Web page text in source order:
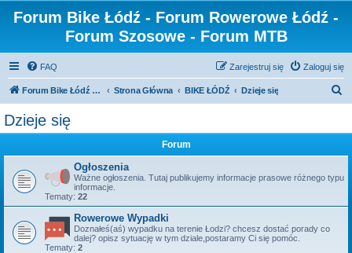
Forum Bike Łódź - Forum Rowerowe Łódź -
Forum Szosowe - Forum MTB
FAQ Zaloguj się
Zarejestruj się
Forum Bike Łódź - Forum Rowerowe Łódź - Forum Szosowe - Forum MTB Strona Główna BIKE ŁÓDŹ Dzieje się
j
Dzieje się
Forum
Ogłoszenia
Ważne ogłoszenia. Tutaj publikujemy informacje prasowe różnego typu
informacje.
Tematy: 22
Rowerowe Wypadki
Doznałeś(aś) wypadku na terenie Łodzi? chcesz dostać porady co
dalej? opisz sytuację w tym dziale,postaramy Ci się pomóc.
Tematy: 2